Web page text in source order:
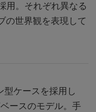
用。それぞれ異なる
の世界観を表現して
型ケースを採用し
ースのモデル。手